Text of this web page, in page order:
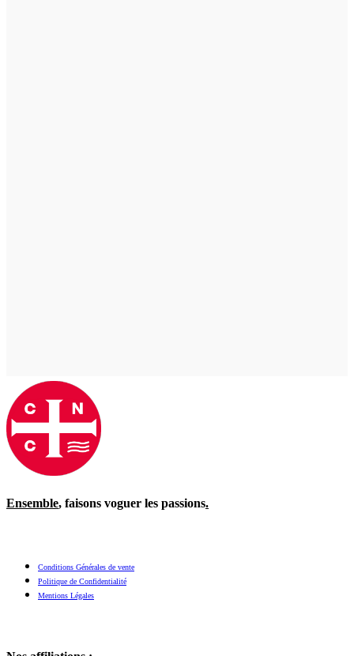
Ensemble, faisons voguer les passions.
Conditions Générales de vente
Politique de Confidentialité
Mentions Légales